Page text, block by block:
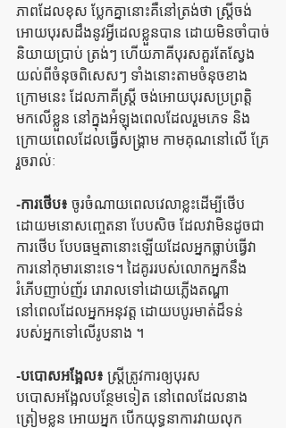
ភាពដែលខុស ប្លែកគ្នានោះគឺនៅត្រង់ថា ស្ត្រីចង់
អោយបុរសដឹងនូវអ្វីដេលខ្លួនបាន ដោយមិនចាំបាច់
និយាយប្រាប់ ត្រង់ៗ ហើយភាគីបុរសគួរតែស្វែង
យល់ពីចំនុចពិសេសៗ ទាំងនោះតាមចំនុចខាង
ក្រោមនេះ ដែលភាគីស្ត្រី ចង់អោយបុរសប្រព្រត្តិ
មកលើខ្លួន នៅក្នុងអំឡុងពេលដែលរួមភេទ និង
ក្រោយពេលដែលធ្វើសង្គ្រាម កាមគុណនៅលើ គ្រែ
រួចរាល់ៈ
-ការថើប៖ ចូរចំណាយពេលវេលាខ្លះដើម្បីថើប
ដោយមនោសញ្ចេតនា បែបសិច ដែលវាមិនដូចជា
ការថើប បែបធម្មតានោះឡើយដែលអ្នកធ្លាប់ធ្វើវា
ការនៅកុមារនោះទេ។ ដៃគូររបស់លោកអ្នកនឹង
រំភើបញាប់ញ័រ រោរាលទៅដោយភ្លើងតណ្ហា
នៅពេលដែលអ្នកអនុវត្ត ដោយបបូរមាត់ដ៏ទន់
របស់អ្នកទៅលើរូបនាង ។
-បបោសអង្អែល៖ ស្ត្រីត្រូវការឲ្យបុរស
បបោសអង្អែលបន្ថែមទៀត នៅពេលដែលនាង
ត្រៀមខ្លួន អោយអ្នក បើកយុទ្ធនាការវាយលុក